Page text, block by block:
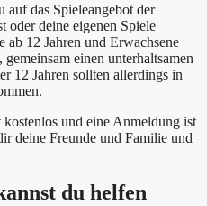
auf das Spieleangebot der
oder deine eigenen Spiele
ab 12 Jahren und Erwachsene
einen unterhaltsamen
12 Jahren sollten allerdings in
und eine Anmeldung ist
deine Freunde und Familie und
du helfen